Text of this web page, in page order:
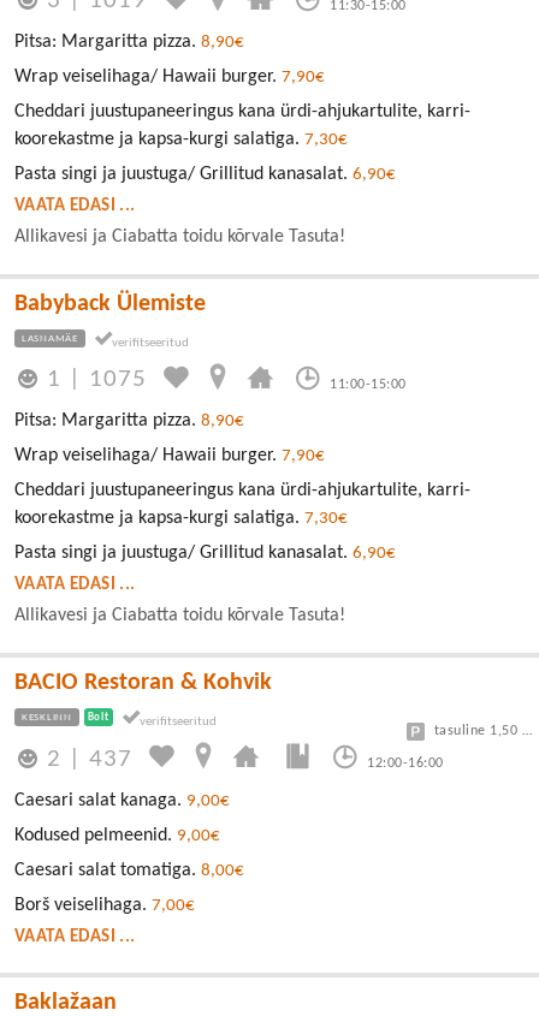
11:30-15:00
Pitsa: Margaritta pizza. 8,90€
Wrap veiselihaga/ Hawaii burger. 7,90€
Cheddari juustupaneeringus kana ürdi-ahjukartulite, karri-
koorekastme ja kapsa-kurgi salatiga. 7,30€
Pasta singi ja juustuga/ Grillitud kanasalat. 6,90€
VAATA EDASI ...
Allikavesi ja Ciabatta toidu kõrvale Tasuta!
Babyback Ülemiste
LASNAMÄE
1 1075 11:00-15:00
Pitsa: Margaritta pizza. 8,90€
Wrap veiselihaga/ Hawaii burger. 7,90€
Cheddari juustupaneeringus kana ürdi-ahjukartulite, karri-
koorekastme ja kapsa-kurgi salatiga. 7,30€
Pasta singi ja juustuga/ Grillitud kanasalat. 6,90€
VAATA EDASI ...
Allikavesi ja Ciabatta toidu kõrvale Tasuta!
BACIO Restoran & Kohvik
KESKLINN Bolt
2 |437 12:00-16:00
tasuline 1,50 eur/h
Caesari salat kanaga. 9,00€
Kodused pelmeenid. 9,00€
Caesari salat tomatiga. 8,00€
Borš veiselihaga. 7,00€
VAATA EDASI ...
Baklažaan